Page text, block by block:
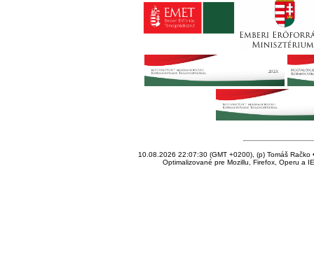
10.08.2026 22:07:30 (GMT +0200), (p) Tomáš Račko
Optimalizované pre Mozillu, Firefox, Operu a